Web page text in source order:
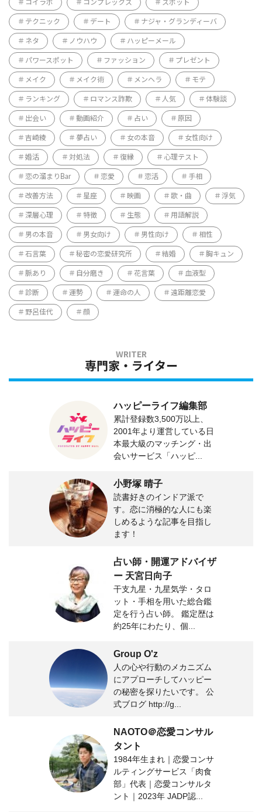
コイラボ コンプレックス スポット
テクニック デート ナジャ・グランディーバ
ネタ ノウハウ ハッピーメール
パワースポット ファッション プレゼント
メイク メイク術 メンヘラ モテ
ランキング ロマンス詐欺 人気 体験談
出会い 動画紹介 占い 原因
吉崎綾 夢占い 女の本音 女性向け
婚活 対処法 復縁 心理テスト
恋の溜まりBar 恋愛 恋活 手相
改善方法 星座 映画 歌・曲 浮気
深層心理 特徴 生態 用語解説
男の本音 男女向け 男性向け 相性
石言葉 秘密の恋愛研究所 結婚 胸キュン
脈あり 自分磨き 花言葉 血液型
診断 運勢 運命の人 遠距離恋愛
野呂佳代 顔
専門家・ライター
ハッピーライフ編集部
累計登録数3,500万以上、
2001年より運営している日
本最大級のマッチング・出
会いサービス「ハッピ...
小野塚 晴子
読書好きのインドア派で
す。恋に消極的な人にも楽
しめるような記事を目指し
ます！
占い師・開運アドバイザ
ー 天宮日向子
干支九星・九星気学・タロ
ット・手相を用いた総合鑑
定を行う占い師。 鑑定歴は
約25年にわたり、個...
Group O'z
人の心や行動のメカニズム
にアプローチしてハッピー
の秘密を探りたいです。 公
式ブログ http://g...
NAOTO＠恋愛コンサル
タント
1984年生まれ｜恋愛コンサ
ルティングサービス「肉食
部」代表｜恋愛コンサルタ
ント｜2023年 JADP認...